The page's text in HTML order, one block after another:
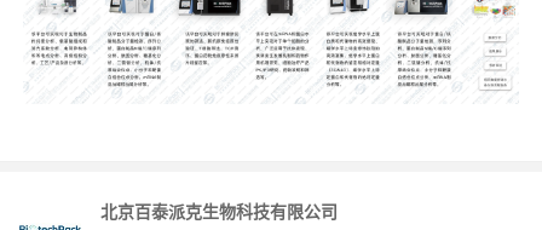
北京百泰派克生物科技有限公司